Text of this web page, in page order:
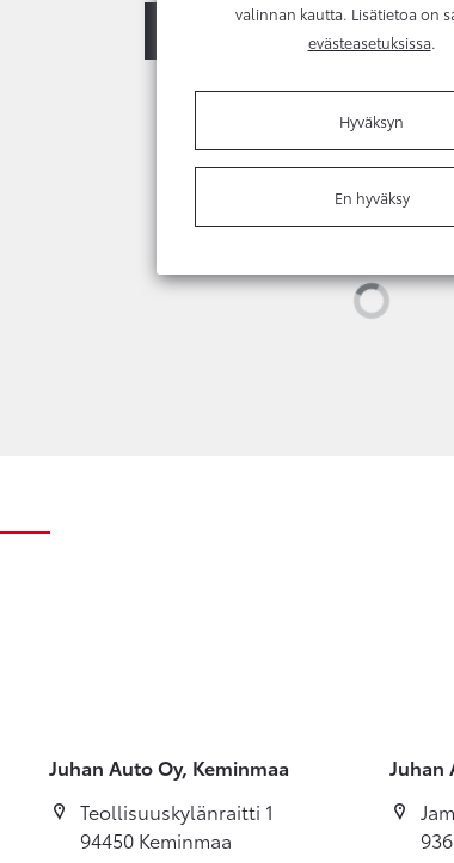
Juhan Auto Oy, Keminmaa
Teollisuuskylänraitti 1
94450 Keminmaa
Juhan
valinnan kautta. Lisätietoa on
evästeasetuksissa.
Hyväksyn
En hyväksy